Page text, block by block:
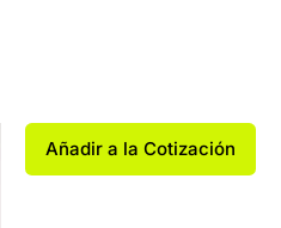
Añadir a la Cotización